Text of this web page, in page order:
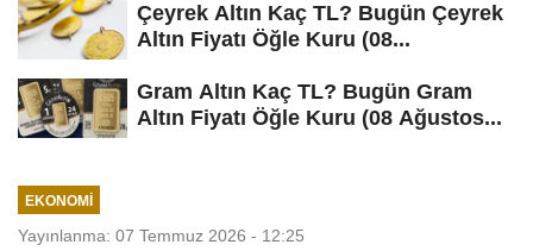
Çeyrek Altın Kaç TL? Bugün Çeyrek
Altın Fiyatı Öğle Kuru (08...
Gram Altın Kaç TL? Bugün Gram
Altın Fiyatı Öğle Kuru (08 Ağustos...
EKONOMI
Yayınlanma: 07 Temmuz 2026 - 12:25